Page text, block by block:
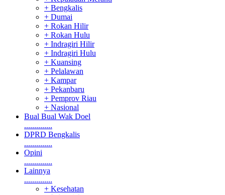
+ Bengkalis
+ Dumai
+ Rokan Hilir
+ Rokan Hulu
+ Indragiri Hilir
+ Indragiri Hulu
+ Kuansing
+ Pelalawan
+ Kampar
+ Pekanbaru
+ Pemprov Riau
+ Nasional
Bual Bual Wak Doel
..............
DPRD Bengkalis
..............
Opini
..............
Lainnya
..............
+ Kesehatan